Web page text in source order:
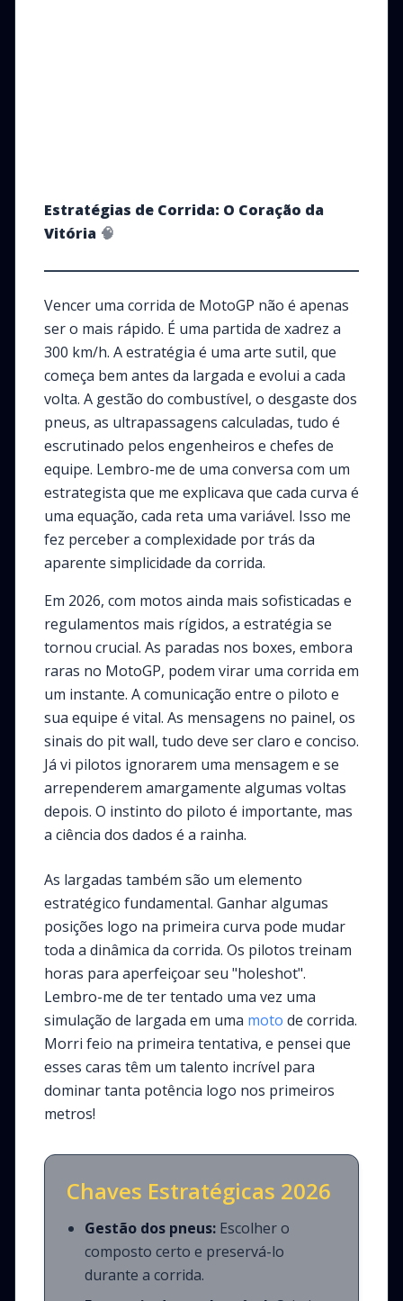
Estratégias de Corrida: O Coração da
Vitória 🧠
Vencer uma corrida de MotoGP não é apenas
ser o mais rápido. É uma partida de xadrez a
300 km/h. A estratégia é uma arte sutil, que
começa bem antes da largada e evolui a cada
volta. A gestão do combustível, o desgaste dos
pneus, as ultrapassagens calculadas, tudo é
escrutinado pelos engenheiros e chefes de
equipe. Lembro-me de uma conversa com um
estrategista que me explicava que cada curva é
uma equação, cada reta uma variável. Isso me
fez perceber a complexidade por trás da
aparente simplicidade da corrida.
Em 2026, com motos ainda mais sofisticadas e
regulamentos mais rígidos, a estratégia se
tornou crucial. As paradas nos boxes, embora
raras no MotoGP, podem virar uma corrida em
um instante. A comunicação entre o piloto e
sua equipe é vital. As mensagens no painel, os
sinais do pit wall, tudo deve ser claro e conciso.
Já vi pilotos ignorarem uma mensagem e se
arrependerem amargamente algumas voltas
depois. O instinto do piloto é importante, mas
a ciência dos dados é a rainha.
As largadas também são um elemento
estratégico fundamental. Ganhar algumas
posições logo na primeira curva pode mudar
toda a dinâmica da corrida. Os pilotos treinam
horas para aperfeiçoar seu "holeshot".
Lembro-me de ter tentado uma vez uma
simulação de largada em uma moto de corrida.
Morri feio na primeira tentativa, e pensei que
esses caras têm um talento incrível para
dominar tanta potência logo nos primeiros
metros!
Chaves Estratégicas 2026
Gestão dos pneus: Escolher o
composto certo e preservá-lo
durante a corrida.